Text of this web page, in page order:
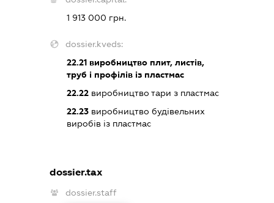
1 913 000 грн.
dossier.kveds:
22.21 виробництво плит, листів,
труб і профілів із пластмас
22.22 виробництво тари з пластмас
22.23 виробництво будівельних
виробів із пластмас
dossier.tax
dossier.staff